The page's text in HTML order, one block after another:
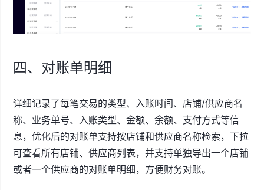
四、对账单明细
详细记录了每笔交易的类型、入账时间、店铺/供应商名
称、业务单号、入账类型、金额、余额、支付方式等信
息，优化后的对账单支持按店铺和供应商名称检索，下拉
可查看所有店铺、供应商列表，并支持单独导出一个店铺
或者一个供应商的对账单明细，方便财务对账。